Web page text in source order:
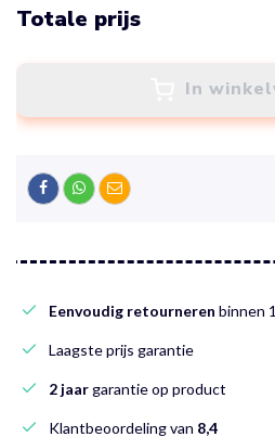
Totale prijs
In
Eenvoudig retourneren binnen
Laagste prijs garantie
2 jaargarantie op product
Klantbeoordeling van 8,4